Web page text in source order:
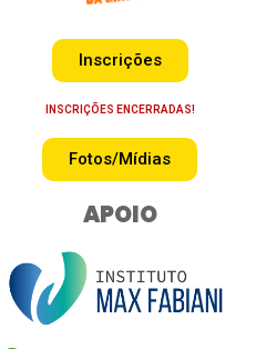
Inscrições
INSCRIÇÕES ENCERRADAS!
Fotos/Mídias
APOIO